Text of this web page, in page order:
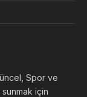
Spor ve
için